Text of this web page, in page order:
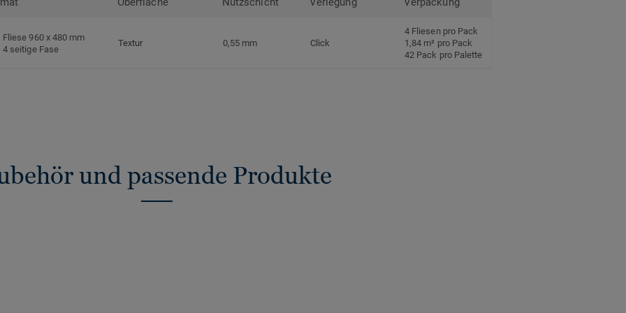
Fliese 960 x 480 mm
4 seitige Fase
Textur 0,55 mm Click
4 Fliesen pro Pack
1,84 m² pro Pack
42 Pack pro Palette
und passende Produkte